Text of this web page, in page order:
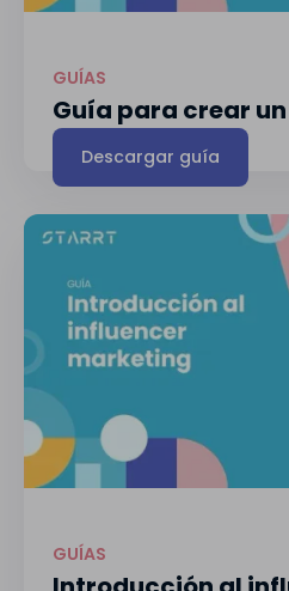
GUÍAS
Guía para crear
Descargar guía
GUÍAS